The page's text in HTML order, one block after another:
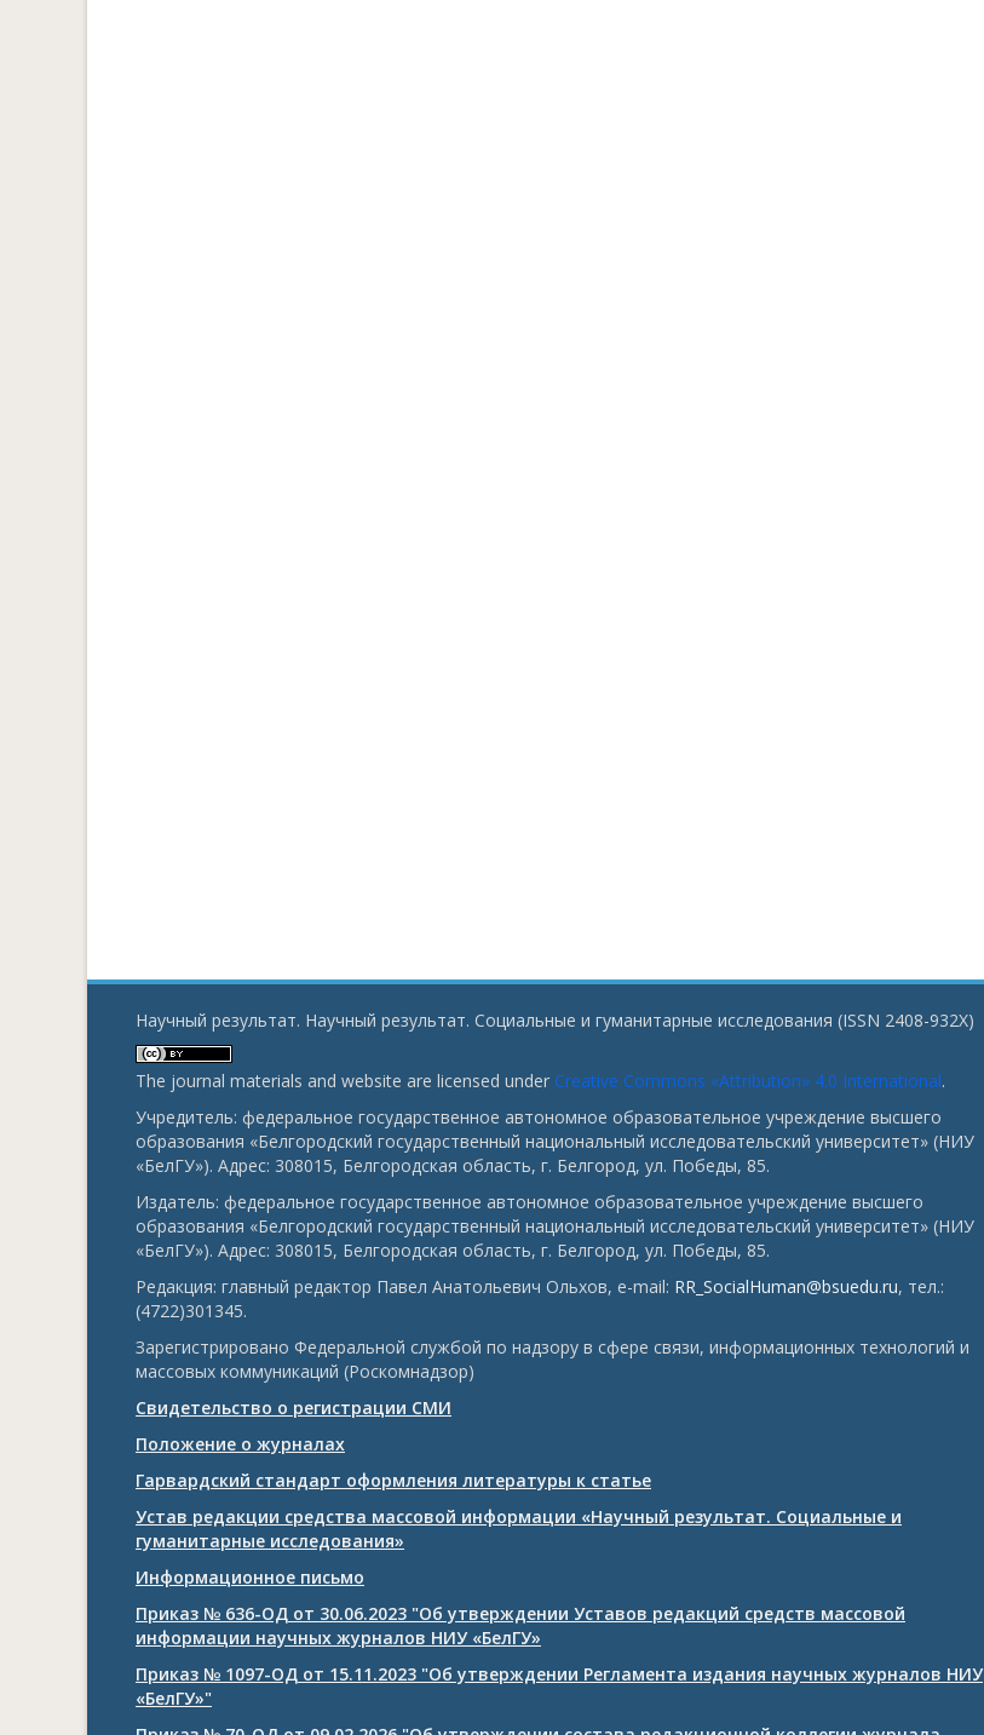
Научный результат. Научный результат. Социальные и гуманитарные исследования (ISSN 2408-932X)
The journal materials and website are licensed under Creative Commons «Attribution» 4.0 International.
Учредитель: федеральное государственное автономное образовательное учреждение высшего
образования «Белгородский государственный национальный исследовательский университет» (НИУ
«БелГУ»). Адрес: 308015, Белгородская область, г. Белгород, ул. Победы, 85.
Издатель: федеральное государственное автономное образовательное учреждение высшего
образования «Белгородский государственный национальный исследовательский университет» (НИУ
«БелГУ»). Адрес: 308015, Белгородская область, г. Белгород, ул. Победы, 85.
Редакция: главный редактор Павел Анатольевич Ольхов, e-mail: RR_SocialHuman@bsuedu.ru, тел.:
(4722)301345.
Зарегистрировано Федеральной службой по надзору в сфере связи, информационных технологий и
массовых коммуникаций (Роскомнадзор)
Свидетельство о регистрации СМИ
Положение о журналах
Гарвардский стандарт оформления литературы к статье
Устав редакции средства массовой информации «Научный результат. Социальные и
гуманитарные исследования»
Информационное письмо
Приказ № 636-ОД от 30.06.2023 "Об утверждении Уставов редакций средств массовой
информации научных журналов НИУ «БелГУ»
Приказ № 1097-ОД от 15.11.2023 "Об утверждении Регламента издания научных журналов НИУ
«БелГУ»"